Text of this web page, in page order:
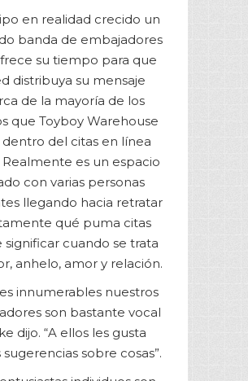
en realidad crecido un
banda de embajadores
su tiempo para que
distribuya su mensaje
de la mayoría de los
que Toyboy Warehouse
dentro del citas en línea
es un espacio
con varias personas
llegando hacia retratar
qué puma citas
significar cuando se trata
anhelo, amor y relación.
innumerables nuestros
son bastante vocal
dijo. “A ellos les gusta
sugerencias sobre cosas”.